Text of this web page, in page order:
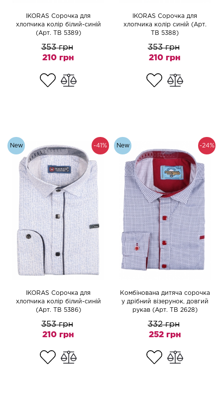
IKORAS Сорочка для
хлопчика колір білий-синій
(Арт. TB 5389)
353 грн
210 грн
IKORAS Сорочка для
хлопчика колір синій (Арт.
TB 5388)
353 грн
210 грн
-41%
New
IKORAS Сорочка для
хлопчика колір білий-синій
(Арт. TB 5386)
353 грн
210 грн
-24%
New
Комбінована дитяча сорочка
у дрібний візерунок, довгий
рукав (Арт. TB 2628)
332 грн
252 грн